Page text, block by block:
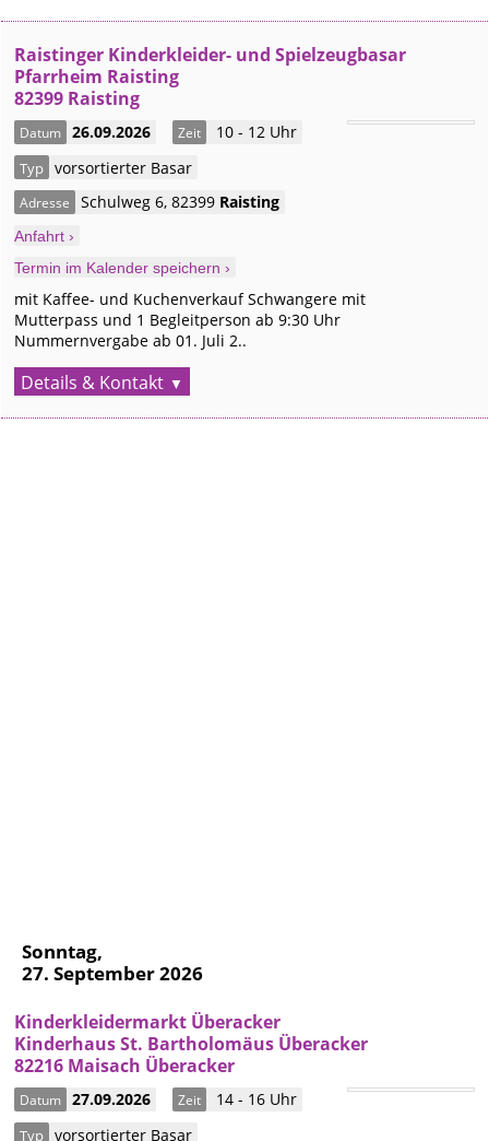
Raistinger Kinderkleider- und Spielzeugbasar
Pfarrheim Raisting
82399 Raisting
Datum 26.09.2026 Zeit 10 - 12 Uhr
Typ vorsortierter Basar
Adresse Schulweg 6,82399 Raisting
Anfahrt ›
Termin im Kalender speichern ›
mit Kaffee- und Kuchenverkauf Schwangere mit
Mutterpass und 1 Begleitperson ab 9:30 Uhr
Nummernvergabe ab 01. Juli 2..
Details & Kontakt
Sonntag,
27. September 2026
Kinderkleidermarkt Überacker
Kinderhaus St. Bartholomäus Überacker
82216 Maisach Überacker
Datum 27.09.2026 Zeit 14 - 16 Uhr
Typ vorsortierter Basar